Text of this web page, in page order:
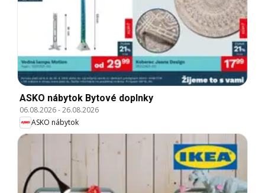
ASKO nábytok Bytové doplnky
06.08.2026-26.08.2026
ASKO nábytok